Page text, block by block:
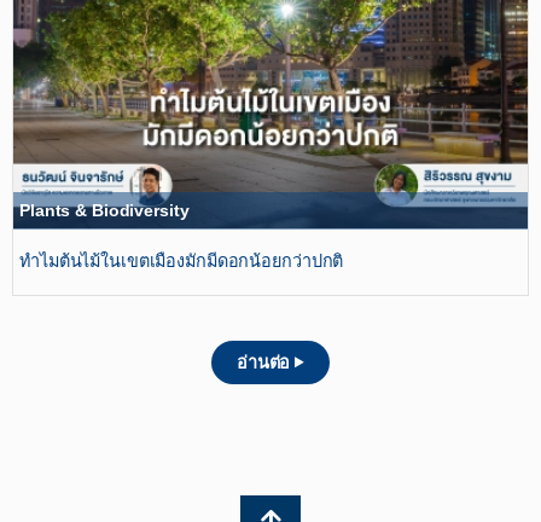
Plants & Biodiversity
ทำไมต้นไม้ในเขตเมืองมักมีดอกน้อยกว่าปกติ
อ่านต่อ